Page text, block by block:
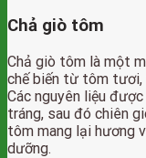
Chả giò tôm
Chả giò tôm là một
chế biến từ tôm tươi,
Các nguyên liệu
tráng, sau đó chiên
tôm mang lại hương
dưỡng.